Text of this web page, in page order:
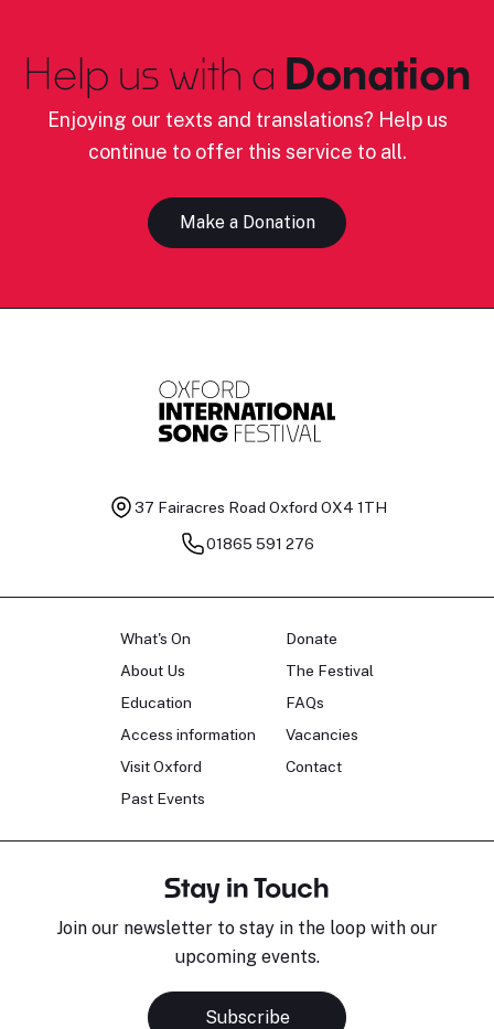
Help us with a Donation
Enjoying our texts and translations? Help us
continue to offer this service to all.
Make a Donation
37 Fairacres Road Oxford OX4 1TH
01865 591 276
What's On
About Us
Education
Access information
Visit Oxford
Past Events
Donate
The Festival
FAQs
Vacancies
Contact
Stay in Touch
Join our newsletter to stay in the loop with our
upcoming events.
Subscribe